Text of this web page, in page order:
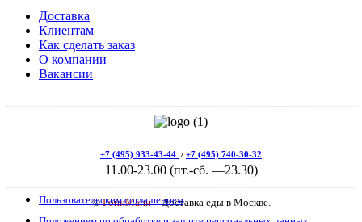
Доставка
Клиентам
Как сделать заказ
О компании
Вакансии
+7 (495) 933-43-44 / +7 (495) 740-30-32
11.00-23.00 (пт.-сб. —23.30)
©ГониМани– Доставка еды в Москве.
Пользовательским соглашением